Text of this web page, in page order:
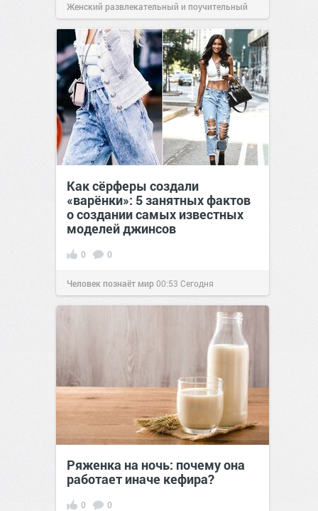
Женский развлекательный и поучительный
сайт.23:41Вчера
Как сёрферы создали
«варёнки»: 5 занятных фактов
о создании самых известных
моделей джинсов
0 0
Человек познаёт мир00:53 Сегодня
Ряженка на ночь: почему она
работает иначе кефира?
0 0